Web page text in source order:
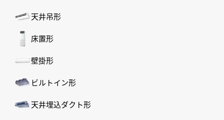
天井吊形
床置形
壁掛形
ビルトイン形
天井埋込ダクト形